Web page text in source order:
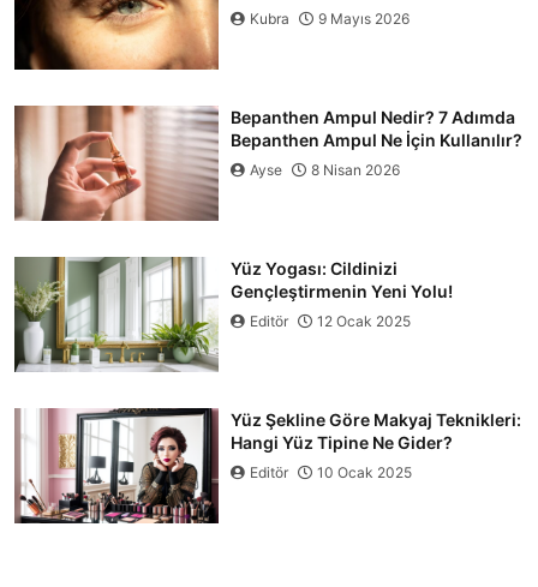
Kubra 9 Mayıs 2026
Bepanthen Ampul Nedir? 7 Adımda
Bepanthen Ampul Ne İçin Kullanılır?
Ayse 8 Nisan 2026
Yüz Yogası: Cildinizi
Gençleştirmenin Yeni Yolu!
Editör 12 Ocak 2025
Yüz Şekline Göre Makyaj Teknikleri:
Hangi Yüz Tipine Ne Gider?
Editör 10 Ocak 2025